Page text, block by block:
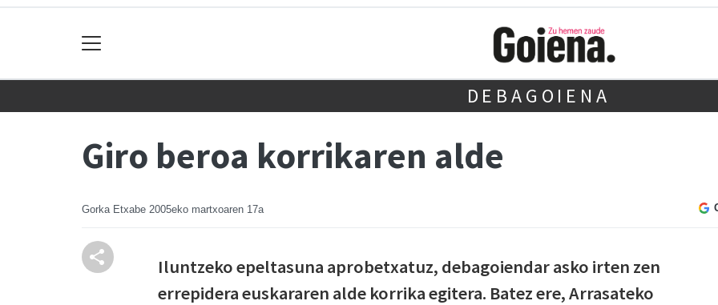
DEBAGOIENA
Giro beroa korrikaren alde
Gorka Etxabe 2005eko martxoaren 17a
Iluntzeko epeltasuna aprobetxatuz, debagoiendar asko irten zen
errepidera euskararen alde korrika egitera. Batez ere, Arrasateko